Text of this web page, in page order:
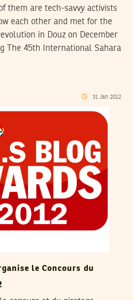
them are tech-savvy activists
each other and met for the
in Douz on December
The 45th International Sahara
31 Jan 2012
le Concours du